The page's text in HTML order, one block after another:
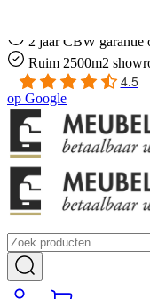
2 jaar CBW garantie
Ruim 2500m2
4.5
op Google